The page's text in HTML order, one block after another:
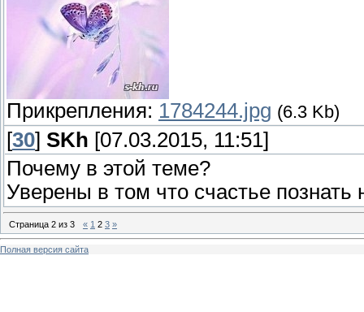
Прикрепления: 1784244.jpg (6.3 Kb)
[30] SKh [07.03.2015, 11:51]
Почему в этой теме?
Уверены в том что счастье познать
Страница 2 из 3 « 1 2 3 »
Полная версия сайта